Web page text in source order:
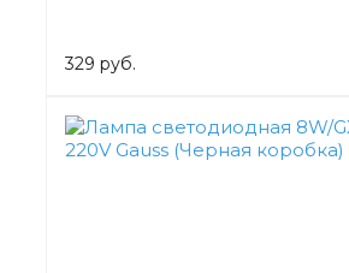
329 руб.